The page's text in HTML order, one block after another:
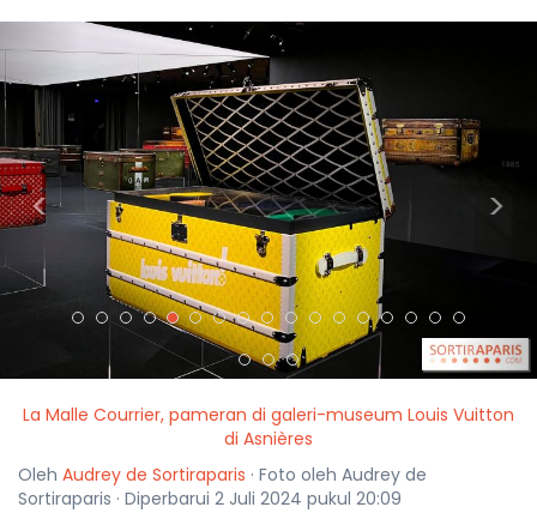
< >
La Malle Courrier, pameran di galeri-museum Louis Vuitton
di Asnières
Oleh Audrey de Sortiraparis · Foto oleh Audrey de
Sortiraparis · Diperbarui 2 Juli 2024 pukul 20:09